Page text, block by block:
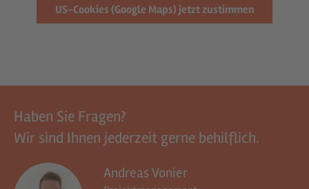
US-Cookies (Google Maps) jetzt zustimmen
Haben Sie Fragen?
Wir sind Ihnen jederzeit gerne behilflich.
Andreas Vonier